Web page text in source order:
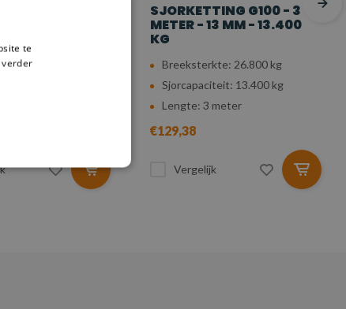
MM - 13.400
26.800 kg
13.400 kg
SJORKETTING G100 - 3
METER - 13 MM - 13.400
KG
Breeksterkte: 26.800 kg
Sjorcapaciteit: 13.400 kg
Lengte: 3 meter
€129,38
Vergelijk
te
verder